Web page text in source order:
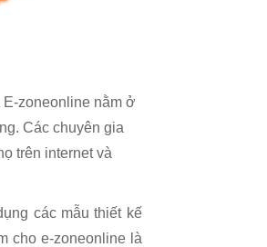
zoneonline nằm ở
Các chuyên gia
trên internet và
các mẫu thiết kế
cho e-zoneonline là